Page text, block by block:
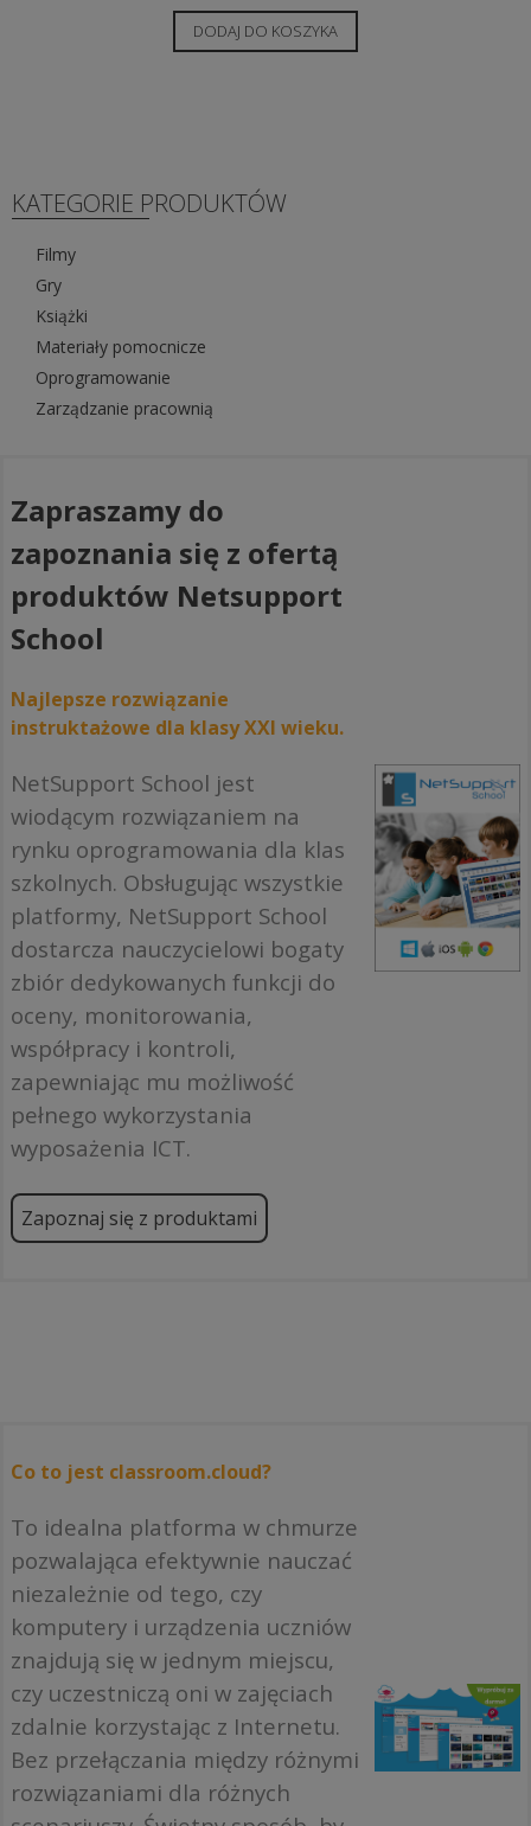
DODAJ DO KOSZYKA
KATEGORIE PRODUKTÓW
Filmy
Gry
Książki
Materiały pomocnicze
Oprogramowanie
Zarządzanie pracownią
Zapraszamy do
zapoznania się z ofertą
produktów Netsupport
School
Najlepsze rozwiązanie
instruktażowe dla klasy XXI wieku.
NetSupport School jest
wiodącym rozwiązaniem na
rynku oprogramowania dla klas
szkolnych. Obsługując wszystkie
platformy, NetSupport School
dostarcza nauczycielowi bogaty
zbiór dedykowanych funkcji do
oceny, monitorowania,
współpracy i kontroli,
zapewniając mu możliwość
pełnego wykorzystania
wyposażenia ICT.
Zapoznaj się z produktami
Co to jest classroom.cloud?
To idealna platforma w chmurze
pozwalająca efektywnie nauczać
niezależnie od tego, czy
komputery i urządzenia uczniów
znajdują się w jednym miejscu,
czy uczestniczą oni w zajęciach
zdalnie korzystając z Internetu.
Bez przełączania między różnymi
rozwiązaniami dla różnych